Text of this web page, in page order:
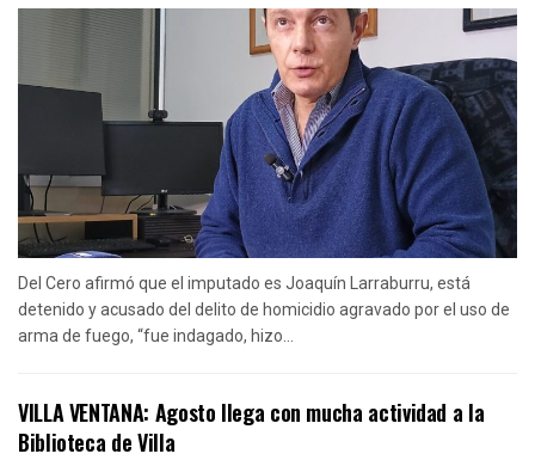
Del Cero afirmó que el imputado es Joaquín Larraburru, está
detenido y acusado del delito de homicidio agravado por el uso de
arma de fuego, “fue indagado, hizo...
VILLA VENTANA: Agosto llega con mucha actividad a la
Biblioteca de Villa